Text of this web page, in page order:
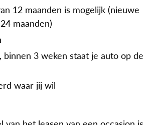
12 maanden is mogelijk (nieuwe
maanden)
binnen 3 weken staat je auto op de
waar jij wil